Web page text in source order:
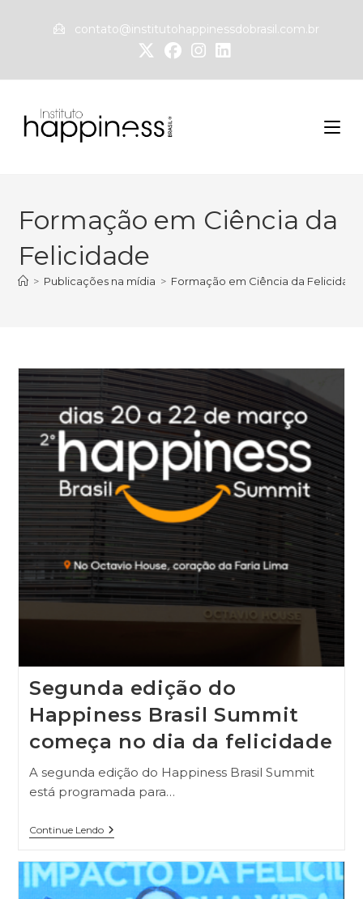
contato@institutohappinessdobrasil.com.br
Formação em Ciência da
Felicidade
> Publicações na mídia > Formação em Ciência da Felicidade
Segunda edição do
Happiness Brasil Summit
começa no dia da felicidade
A segunda edição do Happiness Brasil Summit
está programada para…
Continue Lendo